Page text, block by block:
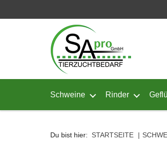
Schweine Untermenü von
Rinder
Du bist hier: STARTSEITE